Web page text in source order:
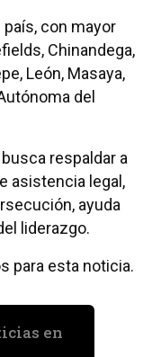
con mayor
Chinandega,
León, Masaya,
del
respaldar a
asistencia legal,
ayuda
liderazgo.
para esta noticia.
en